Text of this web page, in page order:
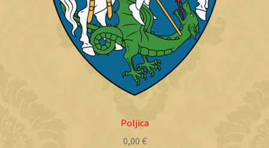
Poljica
0,00 €